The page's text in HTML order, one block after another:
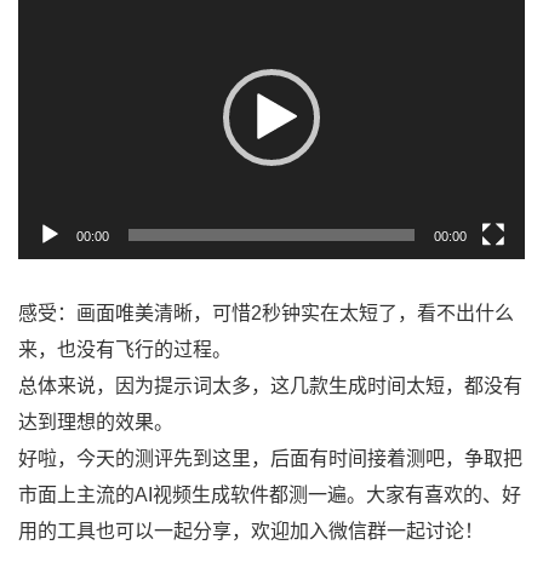
00:00 00:02
感受：画面唯美清晰，可惜2秒钟实在太短了，看不出什么
来，也没有飞行的过程。
总体来说，因为提示词太多，这几款生成时间太短，都没有
达到理想的效果。
好啦，今天的测评先到这里，后面有时间接着测吧，争取把
市面上主流的AI视频生成软件都测一遍。大家有喜欢的、好
用的工具也可以一起分享，欢迎加入微信群一起讨论！